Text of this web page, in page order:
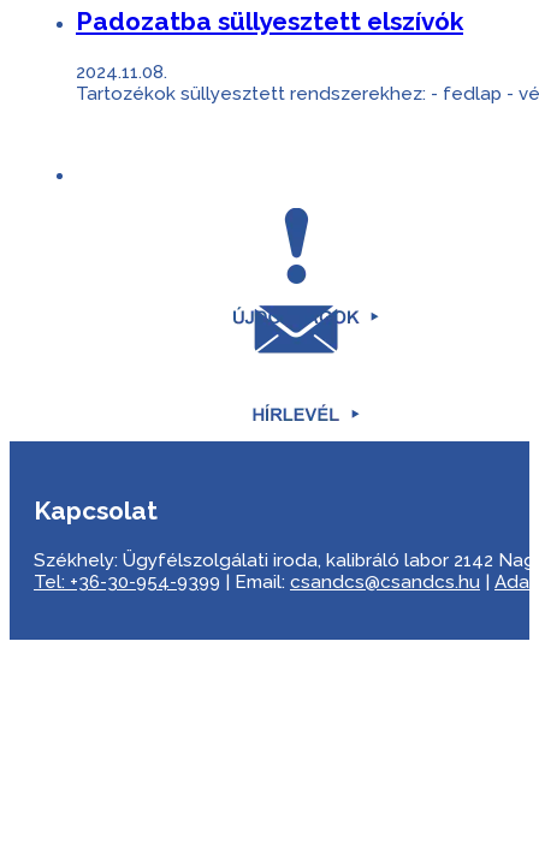
Padozatba süllyesztett elszívók
2024.11.08.
Tartozékok süllyesztett rendszerekhez: - fedlap -
Kapcsolat
Székhely: Ügyfélszolgálati iroda, kalibráló labor 2142
Tel: +36-30-954-9399 | Email: csandcs@csandcs.hu |